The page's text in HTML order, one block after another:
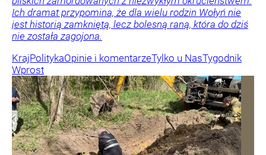
Ich dramat przypomina, że dla wielu rodzin Wołyń nie
jest historią zamkniętą, lecz bolesną raną, która do dziś
nie została zagojona.
KrajPolitykaOpinie i komentarzeTylko u NasTygodnik
Wprost